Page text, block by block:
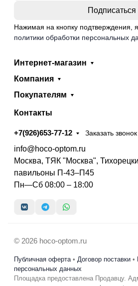
Нажимая на кнопку подтверждения,
политики обработки персональных
Интернет-магазин
Компания
Покупателям
Контакты
+7(926)653-77-12 Заказать звонок
info@hoco-optom.ru
Москва, ТЯК "Москва",
павильоны П-43–П45
Пн—Сб 08:00 – 18:00
© 2026 hoco-optom.ru
Публичная оферта• Договор поставки •
персональных данных
Площадка предоставлена Продавцу.